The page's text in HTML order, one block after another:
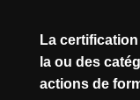
La
la ou des
actions de